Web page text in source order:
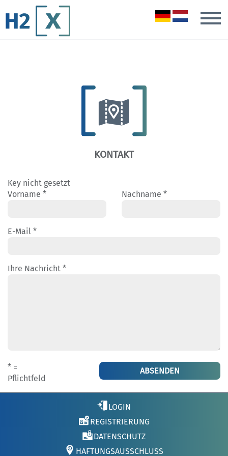
KONTAKT
Key nicht gesetzt
Vorname *
Nachname *
E-Mail *
Ihre Nachricht *
* =
Pflichtfeld
LOGIN
REGISTRIERUNG
DATENSCHUTZ
HAFTUNGSAUSSCHLUSS